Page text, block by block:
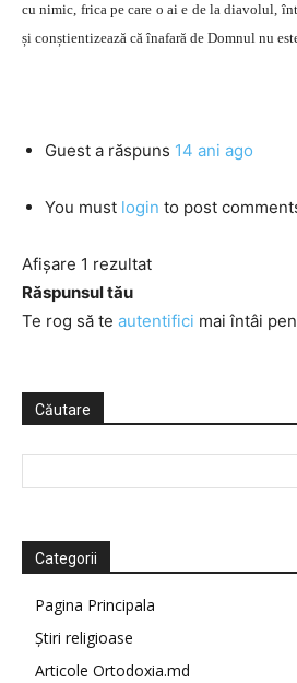
cu nimic, frica pe care o ai e de la diavolul,
și conștientizează că înafară de Domnul nu
Guest a răspuns 14 ani ago
You must login to post
Afișare 1 rezultat
Răspunsul tău
Te rog să te autentifici mai întâi
Căutare
Categorii
Pagina Principala
Știri religioase
Articole Ortodoxia.md